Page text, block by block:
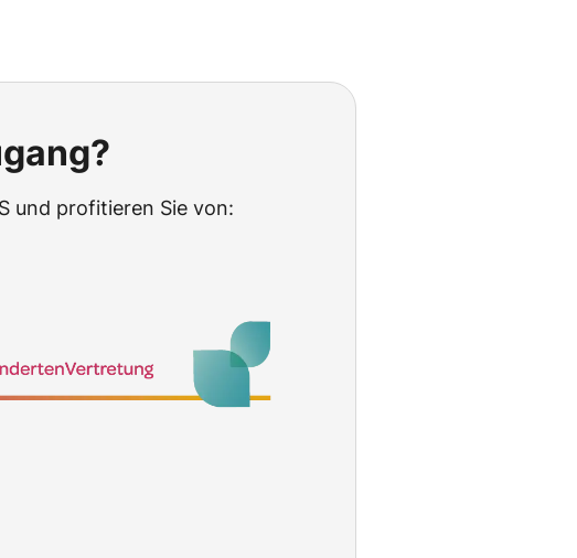
und profitieren Sie von: